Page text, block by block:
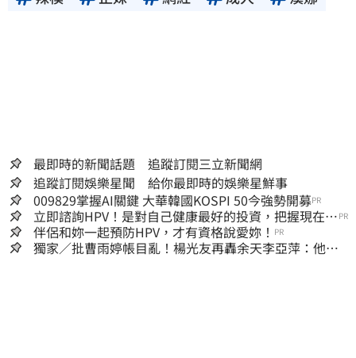
最即時的新聞話題 追蹤訂閱三立新聞網
追蹤訂閱娛樂星聞 給你最即時的娛樂星鮮事
009829掌握AI關鍵 大華韓國KOSPI 50今強勢開募PR
立即諮詢HPV！是對自己健康最好的投資，把握現在不
嫌晚！
PR
伴侶和妳一起預防HPV，才有資格說愛妳！ PR
獨家／批曹雨婷帳目亂！楊光友再轟余天李亞萍：他們